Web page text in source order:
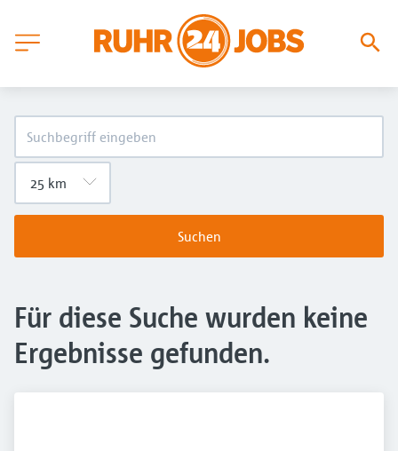
Suchen
Für diese Suche wurden keine
Ergebnisse gefunden.